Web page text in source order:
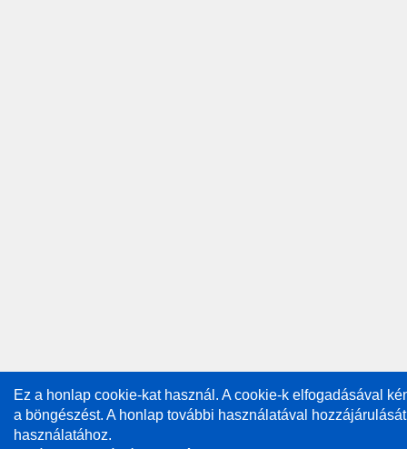
Ez a honlap cookie-kat használ. A cookie-k elfogadásával
a böngészést. A honlap további használatával
használatához.